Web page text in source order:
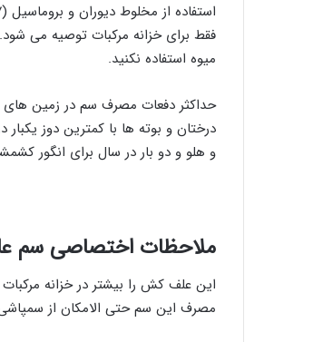
ميوه استفاده نکنید.
حداکثر دفعات مصرف سم در زمين‌ های
درختان و بوته ‌ها با کمترين دوز
و هلو و دو بار در سال برای انگور
ملاحظات اختصاصی سم
اين علف‌ كش را بيشتر در خزانه
مصرف این سم حتی الامکان از